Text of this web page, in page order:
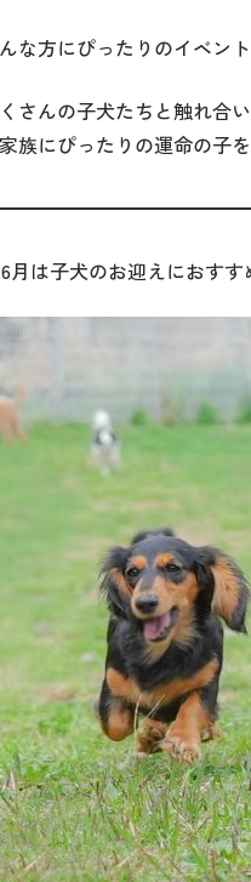
な方にぴったりのイベン
さんの子犬たちと触れ合い
族にぴったりの運命の子
6月は子犬のお迎えにおすす